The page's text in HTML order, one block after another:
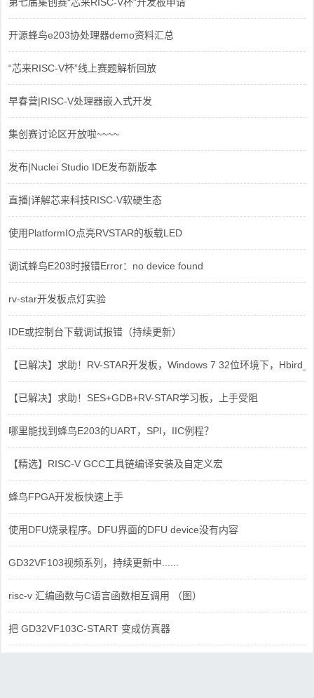
开源蜂鸟e203协处理器demo资料汇总
“芯来RISC-V杯”线上赛题解析回放
早春营|RISC-V处理器嵌入式开发
集创赛讨论区开放啦~~~~
发布|Nuclei Studio IDE发布新版本
直播|详解芯来科技RISC-V软硬生态
使用PlatformIO点亮RVSTAR的板载LED
调试蜂鸟E203时报错Error：no device found
rv-star开发板点灯实验
IDE或控制台下载调试报错（持续更新）
【已解决】求助！RV-STAR开发板，Windows 7 32位环境下，
【已解决】求助！SES+GDB+RV-STAR学习板，上手受阻
哪里能找到蜂鸟E203的UART，SPI，IIC例程？
【精选】RISC-V GCC工具链编译安装及自定义宏
蜂鸟FPGA开发板快速上手
使用DFU烧录程序。DFU界面的DFU device没有内容
GD32VF103视频系列，持续更新中......
risc-v 汇编函数与C语言函数相互调用 （图）
把 GD32VF103C-START 变成仿真器